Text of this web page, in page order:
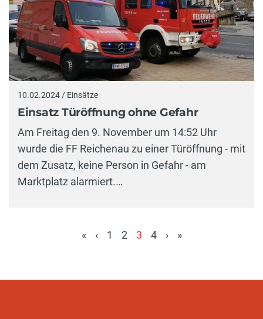
10.02.2024 / Einsätze
Einsatz Türöffnung ohne Gefahr
Am Freitag den 9. November um 14:52 Uhr
wurde die FF Reichenau zu einer Türöffnung - mit
dem Zusatz, keine Person in Gefahr - am
Marktplatz alarmiert.…
« ‹ 1 2
3
4 › »